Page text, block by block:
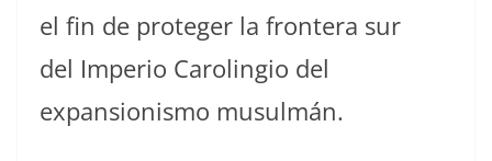
el fin de proteger la frontera sur
del Imperio Carolingio del
expansionismo musulmán.